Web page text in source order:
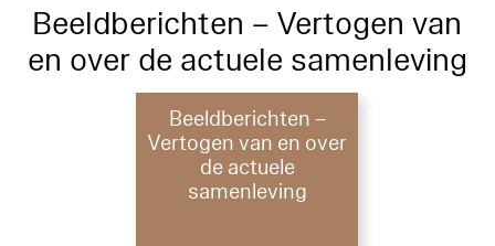
Beeldberichten – Vertogen van
en over de actuele samenleving
Beeldberichten –
Vertogen van en over
de actuele
samenleving